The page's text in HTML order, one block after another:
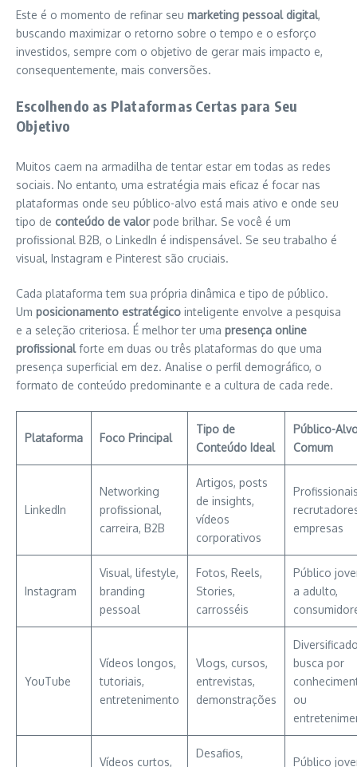
Este é o momento de refinar seu marketing pessoal digital,
buscando maximizar o retorno sobre o tempo e o esforço
investidos, sempre com o objetivo de gerar mais impacto e,
consequentemente, mais conversões.
Escolhendo as Plataformas Certas para Seu
Objetivo
Muitos caem na armadilha de tentar estar em todas as redes
sociais. No entanto, uma estratégia mais eficaz é focar nas
plataformas onde seu público-alvo está mais ativo e onde seu
tipo de conteúdo de valorpode brilhar. Se você é um
profissional B2B, o LinkedIn é indispensável. Se seu trabalho é
visual, Instagram e Pinterest são cruciais.
Cada plataforma tem sua própria dinâmica e tipo de público.
Um posicionamento estratégico inteligente envolve a pesquisa
e a seleção criteriosa. É melhor ter uma presença online
profissionalforte em duas ou três plataformas do que uma
presença superficial em dez. Analise o perfil demográfico, o
formato de conteúdo predominante e a cultura de cada rede.
Plataforma Foco Principal
Tipo de
Conteúdo Ideal
Público-
Comum
LinkedIn
Networking
profissional,
carreira, B2B
Artigos, posts
de insights,
vídeos
corporativos
empresas
Instagram
Visual, lifestyle,
branding
pessoal
Fotos, Reels,
Stories,
carrosséis
Público
a adulto,
YouTube
Vídeos longos,
tutoriais,
entretenimento
Vlogs, cursos,
entrevistas,
demonstrações
busca por
ou
Vídeos curtos,
Desafios,
Público